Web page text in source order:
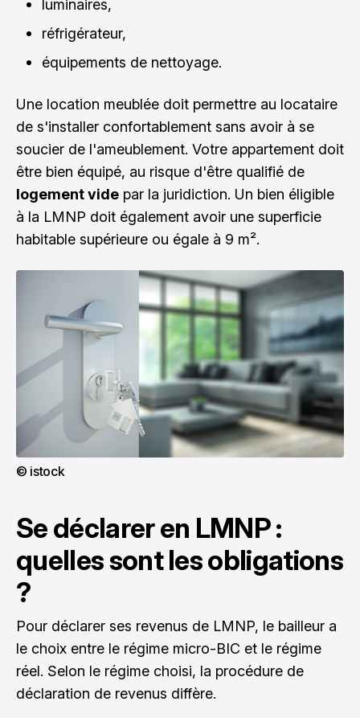
luminaires,
réfrigérateur,
équipements de nettoyage.
Une location meublée doit permettre au locataire
de s'installer confortablement sans avoir à se
soucier de l'ameublement. Votre appartement doit
être bien équipé, au risque d'être qualifié de
logement vide par la juridiction. Un bien éligible
à la LMNP doit également avoir une superficie
habitable supérieure ou égale à 9 m².
© istock
Se déclarer en LMNP :
quelles sont les obligations
?
Pour déclarer ses revenus de LMNP, le bailleur a
le choix entre le régime micro-BIC et le régime
réel. Selon le régime choisi, la procédure de
déclaration de revenus diffère.